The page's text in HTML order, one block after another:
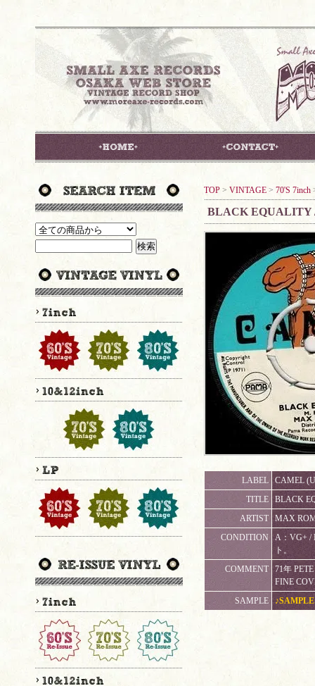
TOP > VINTAGE > 70'S 7inch
BLACK EQUALITY
LABEL
CAMEL
TITLE
BLACK
ARTIST
MAX
CONDITION
A：VG+ /
ト。
COMMENT
71年
FINE
SAMPLE
♪SAMPLE